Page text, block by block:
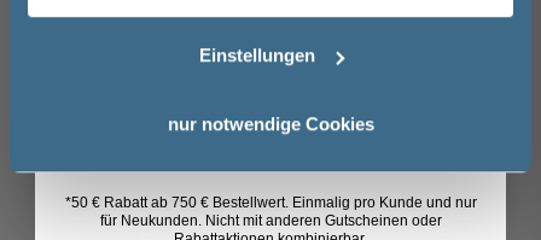
Einstellungen
nur notwendige Cookies
interessieren
16
-47%
Geberit Renova Plan Wand-WC
Email
Anmelden
*50 € Rabatt ab 750 € Bestellwert. Einmalig pro Kunde und nur
für Neukunden. Nicht mit anderen Gutscheinen oder